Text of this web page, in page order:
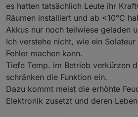
es hatten tatsächlich Leute ihr
Räumen installiert und ab <10°C
Akkus nur noch teilwiese geladen
Ich verstehe nicht, wie ein
Fehler machen kann.
Tiefe Temp. im Betrieb verkürzen
schränken die Funktion ein.
Dazu kommt meist die erhöhte
Elektronik zusetzt und deren